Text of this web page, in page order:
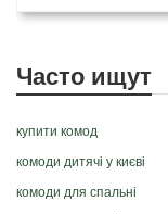
Часто ищут
купити комод
комоди дитячі у києві
комоди для спальні